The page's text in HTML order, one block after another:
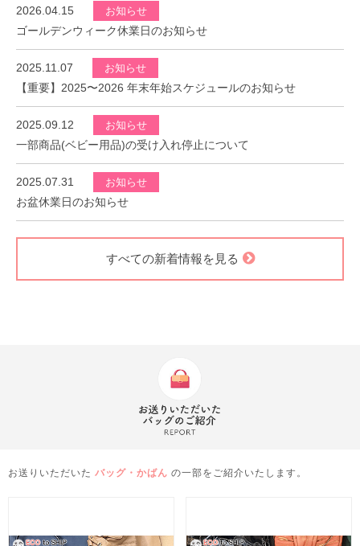
2026.04.15 お知らせ
ゴールデンウィーク休業日のお知らせ
2025.11.07 お知らせ
【重要】2025〜2026 年末年始スケジュールのお知らせ
2025.09.12 お知らせ
一部商品(ベビー用品)の受け入れ停止について
2025.07.31 お知らせ
お盆休業日のお知らせ
すべての新着情報を見る
お送りいただいた バッグ・かばん の一部をご紹介いたします。